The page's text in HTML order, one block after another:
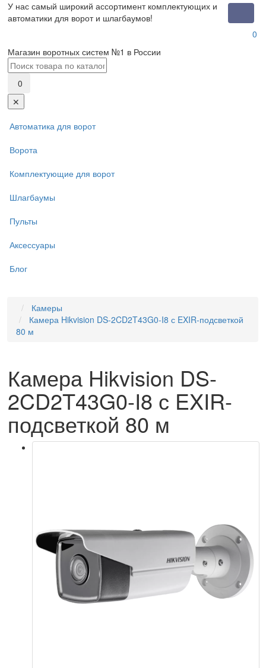
У нас самый широкий ассортимент комплектующих и
автоматики для ворот и шлагбаумов!
0
Магазин воротных систем №1 в России
0
✕
Автоматика для ворот
Ворота
Комплектующие для ворот
Шлагбаумы
Пульты
Аксессуары
Блог
Камеры
Камера Hikvision DS-2CD2T43G0-I8 с EXIR-подсветкой
80 м
Камера Hikvision DS-
2CD2T43G0-I8 с EXIR-
подсветкой 80 м